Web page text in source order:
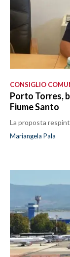
CONSIGLIO
Porto Torres,
Fiume Santo
La proposta
Mariangela Pala